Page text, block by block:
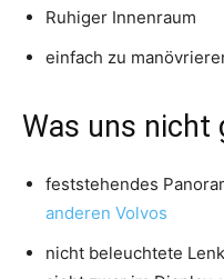
Ruhiger Innenraum
einfach zu
Was uns nicht
feststehendes
anderen Volvos
nicht beleuchtete